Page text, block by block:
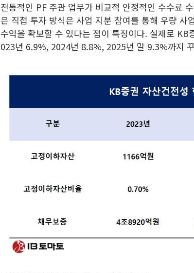
전통적인 PF 주관 업무가 비교적 안정적인 수수료
은 직접 투자 방식은 사업 지분 참여를 통해 우량 사
수익을 확보할 수 있다는 점이 특징이다. 실제로 KB
023년 6.9%, 2024년 8.8%, 2025년 말 9.3%까지